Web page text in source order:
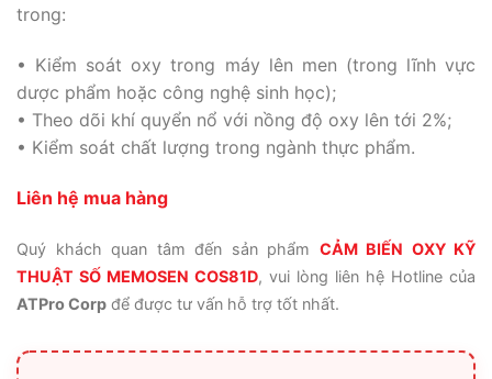
trong:
• Kiểm soát oxy trong máy lên men (trong lĩnh vực
dược phẩm hoặc công nghệ sinh học);
• Theo dõi khí quyển nổ với nồng độ oxy lên tới 2%;
• Kiểm soát chất lượng trong ngành thực phẩm.
Liên hệ mua hàng
Quý khách quan tâm đến sản phẩm CẢM BIẾN OXY KỸ
THUẬT SỐ MEMOSEN COS81D, vui lòng liên hệ Hotline của
ATPro Corp để được tư vấn hỗ trợ tốt nhất.